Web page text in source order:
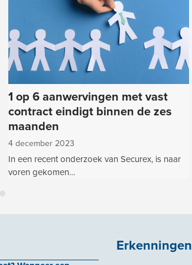
1 op 6 aanwervingen met vast
contract eindigt binnen de zes
maanden
4 december 2023
In een recent onderzoek van Securex, is naar
voren gekomen…
Erkenningen